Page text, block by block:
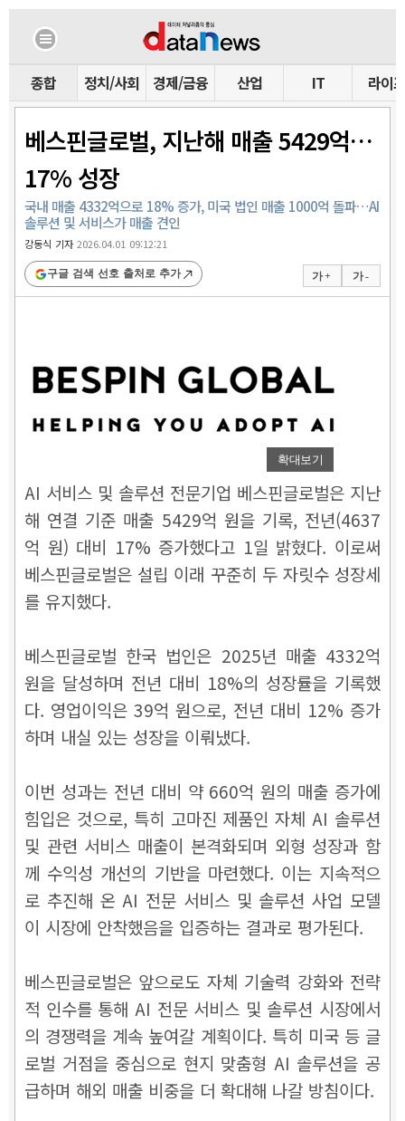
종합 정치/사회 경제/금융 산업 IT 라이프
베스핀글로벌, 지난해 매출 5429억…
17% 성장
국내 매출 4332억으로 18% 증가, 미국 법인 매출 1000억 돌파…AI
솔루션 및 서비스가 매출 견인
강동식 기자2026.04.01 09:12:21
가 + 가 -
구글 검색 선호 출처로 추가
확대보기
AI 서비스 및 솔루션 전문기업 베스핀글로벌은 지난
해 연결 기준 매출 5429억 원을 기록, 전년(4637
억 원) 대비 17% 증가했다고 1일 밝혔다. 이로써
베스핀글로벌은 설립 이래 꾸준히 두 자릿수 성장세
를 유지했다.
베스핀글로벌 한국 법인은 2025년 매출 4332억
원을 달성하며 전년 대비 18%의 성장률을 기록했
다. 영업이익은 39억 원으로, 전년 대비 12% 증가
하며 내실 있는 성장을 이뤄냈다.
이번 성과는 전년 대비 약 660억 원의 매출 증가에
힘입은 것으로, 특히 고마진 제품인 자체 AI 솔루션
및 관련 서비스 매출이 본격화되며 외형 성장과 함
께 수익성 개선의 기반을 마련했다. 이는 지속적으
로 추진해 온 AI 전문 서비스 및 솔루션 사업 모델
이 시장에 안착했음을 입증하는 결과로 평가된다.
베스핀글로벌은 앞으로도 자체 기술력 강화와 전략
적 인수를 통해 AI 전문 서비스 및 솔루션 시장에서
의 경쟁력을 계속 높여갈 계획이다. 특히 미국 등 글
로벌 거점을 중심으로 현지 맞춤형 AI 솔루션을 공
급하며 해외 매출 비중을 더 확대해 나갈 방침이다.